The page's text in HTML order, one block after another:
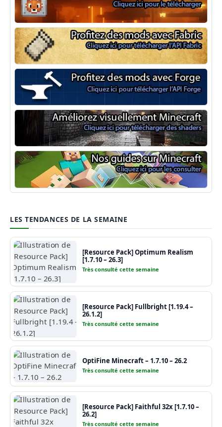
NeoForge
Minecraft Fabric
Minecraft Forge
Shaders Minecraft
Guide Minecraft
LES TENDANCES DE LA SEMAINE
[Resource Pack] Optimum Realism
[1.7.10 – 26.3]
Très consulté cette semaine
[Resource Pack] Fullbright [1.19.4 –
26.1.2]
Très consulté cette semaine
OptiFine Minecraft – 1.7.10 – 26.2
Très consulté cette semaine
[Resource Pack] Faithful 32x [1.7.10 –
26.2]
Très consulté cette semaine